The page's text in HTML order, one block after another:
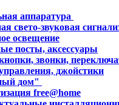
аппаратура
свето-звуковая
освещение
посты, аксессуары
звонки,
джойстики
дом"
free@home